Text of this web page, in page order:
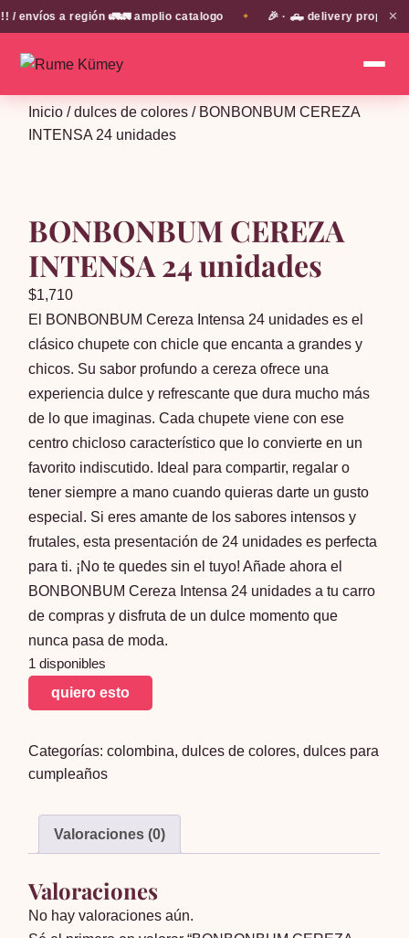
a región 🚛🚛 amplio catalogo 🎉 · 🛻 delivery propio en✕
Inicio /dulces de colores / BONBONBUM CEREZA
INTENSA 24 unidades
BONBONBUM CEREZA
INTENSA 24 unidades
$1,710
El BONBONBUM Cereza Intensa 24 unidades es el
clásico chupete con chicle que encanta a grandes y
chicos. Su sabor profundo a cereza ofrece una
experiencia dulce y refrescante que dura mucho más
de lo que imaginas. Cada chupete viene con ese
centro chicloso característico que lo convierte en un
favorito indiscutido. Ideal para compartir, regalar o
tener siempre a mano cuando quieras darte un gusto
especial. Si eres amante de los sabores intensos y
frutales, esta presentación de 24 unidades es perfecta
para ti. ¡No te quedes sin el tuyo! Añade ahora el
BONBONBUM Cereza Intensa 24 unidades a tu carro
de compras y disfruta de un dulce momento que
nunca pasa de moda.
1 disponibles
BONBONBUM
CEREZA
24
unidades
quiero esto
Categorías:colombina,dulces de colores,dulces para
cumpleaños
Valoraciones (0)
Valoraciones
No hay valoraciones aún.